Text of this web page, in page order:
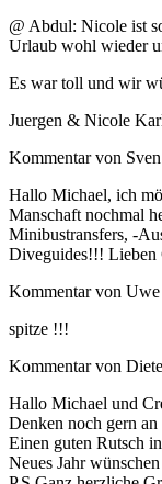
@ Abdul: Nicole ist
Urlaub wohl wieder
Es war toll und wir
Juergen & Nicole
Kommentar von
Hallo Michael, ich
Manschaft nochmal
Minibustransfers, -
Diveguides!!! Lieben
Kommentar von Uwe
spitze !!!
Kommentar von
Hallo Michael und
Denken noch gern
Einen guten Rutsch
Neues Jahr